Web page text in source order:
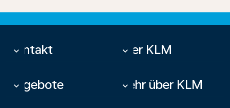
Kontakt
keyboard_arrow_down Über KLM
keyboard_arrow_down
Angebote
keyboard_arrow_down Mehr über KLM
keyboard_arrow_down